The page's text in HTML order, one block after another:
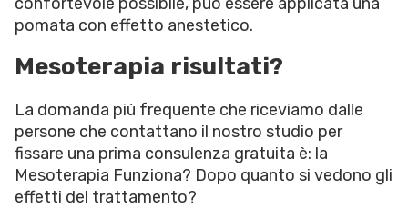
pomata con effetto anestetico.
Mesoterapia risultati?
La domanda più frequente che riceviamo dalle
persone che contattano il nostro studio per
fissare una prima consulenza gratuita è: la
Mesoterapia Funziona? Dopo quanto si vedono gli
effetti del trattamento?